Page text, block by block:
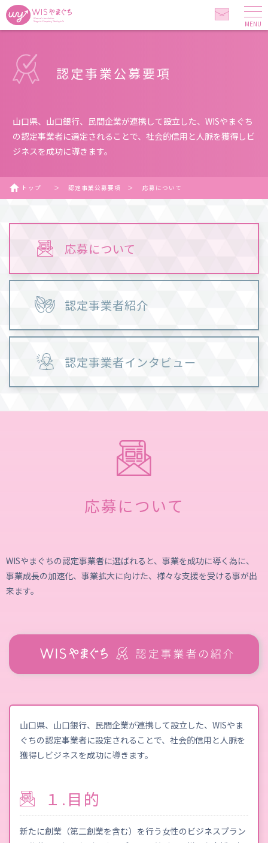
認定事業公募要項
山口県、山口銀行、民間企業が連携して設立した、WISやまぐち
の認定事業者に選定されることで、社会的信用と人脈を獲得しビ
ジネスを成功に導きます。
トップ ＞ 認定事業公募要項 ＞ 応募について
応募について
認定事業者紹介
認定事業者インタビュー
応募について
WISやまぐちの認定事業者に選ばれると、事業を成功に導く為に、
事業成長の加速化、事業拡大に向けた、様々な支援を受ける事が出
来ます。
山口県、山口銀行、民間企業が連携して設立した、WISやま
ぐちの認定事業者に設定されることで、社会的信用と人脈を
獲得しビジネスを成功に導きます。
１.目的
新たに創業（第二創業を含む）を行う女性のビジネスプラン
MENU